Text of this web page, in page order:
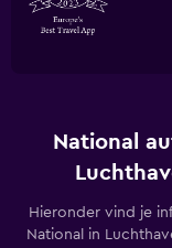
National
Hieronder vind je
National in